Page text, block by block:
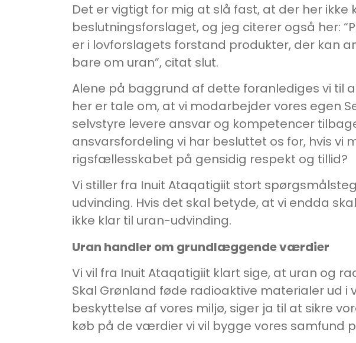
Det er vigtigt for mig at slå fast, at der her
beslutningsforslaget, og jeg citerer også her:
er i lovforslagets forstand produkter, der kan
bare om uran”, citat slut.
Alene på baggrund af dette foranlediges vi til
her er tale om, at vi modarbejder vores egen
selvstyre levere ansvar og kompetencer
ansvarsfordeling vi har besluttet os for, hvis vi
rigsfællesskabet på gensidig respekt og tillid?
Vi stiller fra Inuit Ataqatigiit stort
udvinding. Hvis det skal betyde, at vi endda
ikke klar til uran-udvinding.
Uran handler om grundlæggende værdier
Vi vil fra Inuit Ataqatigiit klart sige, at uran og
Skal Grønland føde radioaktive materialer ud i
beskyttelse af vores miljø, siger ja til at sikre
køb på de værdier vi vil bygge vores samfund